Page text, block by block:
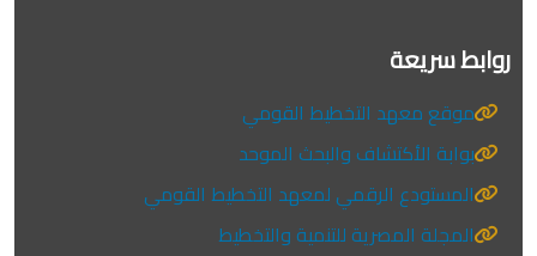
روابط سريعة
موقع معهد التخطيط القومي
بوابة الأكتشاف والبحث الموحد
المستودع الرقمي لمعهد التخطيط القومي
المجلة المصرية للتنمية والتخطيط